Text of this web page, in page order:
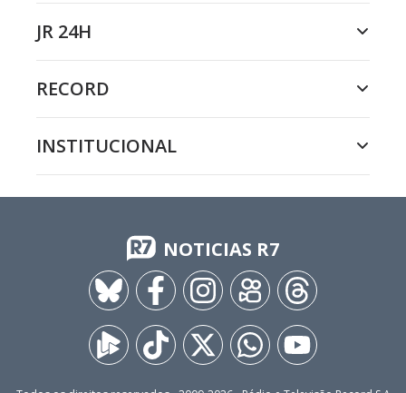
JR 24H
RECORD
INSTITUCIONAL
NOTICIAS R7